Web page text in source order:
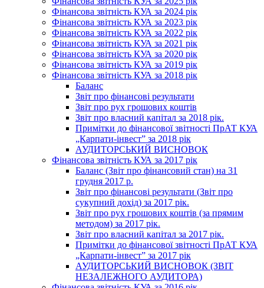
Фінансова звітність КУА за 2024 рік
Фінансова звітність КУА за 2023 рік
Фінансова звітність КУА за 2022 рік
Фінансова звітність КУА за 2021 рік
Фінансова звітність КУА за 2020 рік
Фінансова звітність КУА за 2019 рік
Фінансова звітність КУА за 2018 рік
Баланс
Звіт про фінансові результати
Звіт про рух грошових коштів
Звіт про власний капітал за 2018 рік.
Примітки до фінансової звітності ПрАТ КУА
„Карпати-інвест” за 2018 рік
АУДИТОРСЬКИЙ ВИСНОВОК
Фінансова звітність КУА за 2017 рік
Баланс (Звіт про фінансовий стан) на 31
грудня 2017 р.
Звіт про фінансові результати (Звіт про
сукупний дохід) за 2017 рік.
Звіт про рух грошових коштів (за прямим
методом) за 2017 рік.
Звіт про власний капітал за 2017 рік.
Примітки до фінансової звітності ПрАТ КУА
„Карпати-інвест” за 2017 рік
АУДИТОРСЬКИЙ ВИСНОВОК (ЗВІТ
НЕЗАЛЕЖНОГО АУДИТОРА)